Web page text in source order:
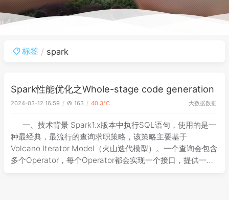
标签 spark
Spark性能优化之Whole-stage code generation
2024-03-12 16:59 163 40.3℃ 大数据数据
一、技术背景 Spark1.x版本中执行SQL语句，使用的是一
种最经典，最流行的查询求职策略，该策略主要基于
Volcano Iterator Model（火山迭代模型）。一个查询会包含
多个Operator，每个Operator都会实现一个接口，提供一个